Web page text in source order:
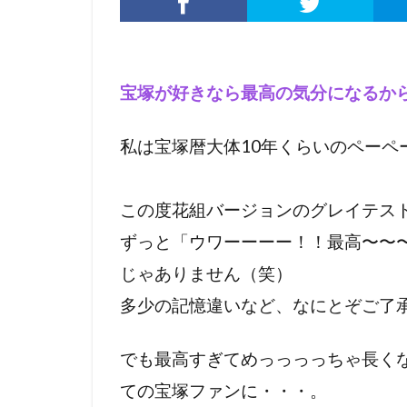
宝塚が好きなら最高の気分になるか
私は宝塚暦大体10年くらいのペー
この度花組バージョンのグレイテ
ずっと「ウワーーーー！！最高〜〜
じゃありません（笑）
多少の記憶違いなど、なにとぞご了
でも最高すぎてめっっっっちゃ長く
ての宝塚ファンに・・・。